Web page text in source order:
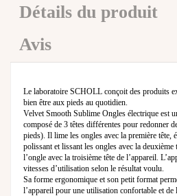
Détails du produit
Avis
Le laboratoire SCHOLL conçoit des produits
bien être aux pieds au quotidien.
Velvet Smooth Sublime Ongles électrique est
composé de 3 têtes différentes pour redonner
pieds). Il lime les ongles avec la première tête,
polissant et lissant les ongles avec la
l’ongle avec la troisième tête de l’appareil.
vitesses d’utilisation selon le résultat voulu.
Sa forme ergonomique et son petit format
l’appareil pour une utilisation confortable et de